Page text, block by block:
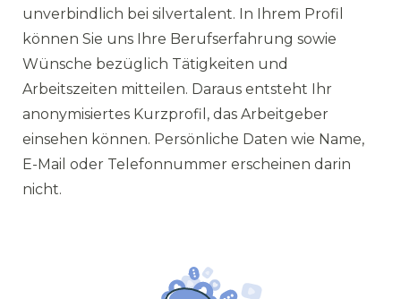
unverbindlich bei silvertalent. In Ihrem Profil
können Sie uns Ihre Berufserfahrung sowie
Wünsche bezüglich Tätigkeiten und
Arbeitszeiten mitteilen. Daraus entsteht Ihr
anonymisiertes Kurzprofil, das Arbeitgeber
einsehen können. Persönliche Daten wie Name,
E-Mail oder Telefonnummer erscheinen darin
nicht.